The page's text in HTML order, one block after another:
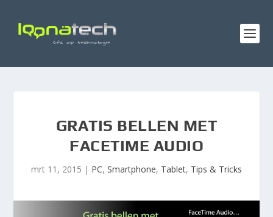
GRATIS BELLEN MET
FACETIME AUDIO
mrt 11, 2015 | PC, Smartphone, Tablet, Tips & Tricks